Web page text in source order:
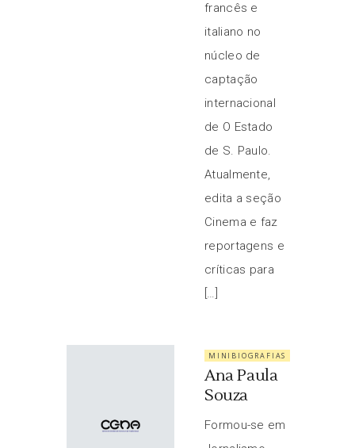
francês e
italiano no
núcleo de
captação
internacional
de O Estado
de S. Paulo.
Atualmente,
edita a seção
Cinema e faz
reportagens e
críticas para
[…]
MINIBIOGRAFIAS
Ana Paula
Souza
Formou-se em